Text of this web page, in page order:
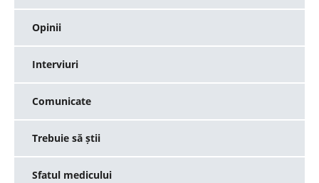
Opinii
Interviuri
Comunicate
Trebuie să știi
Sfatul medicului